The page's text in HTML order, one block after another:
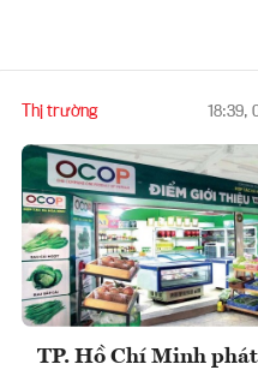
Thị trường 18:39,
TP. Hồ Chí Minh